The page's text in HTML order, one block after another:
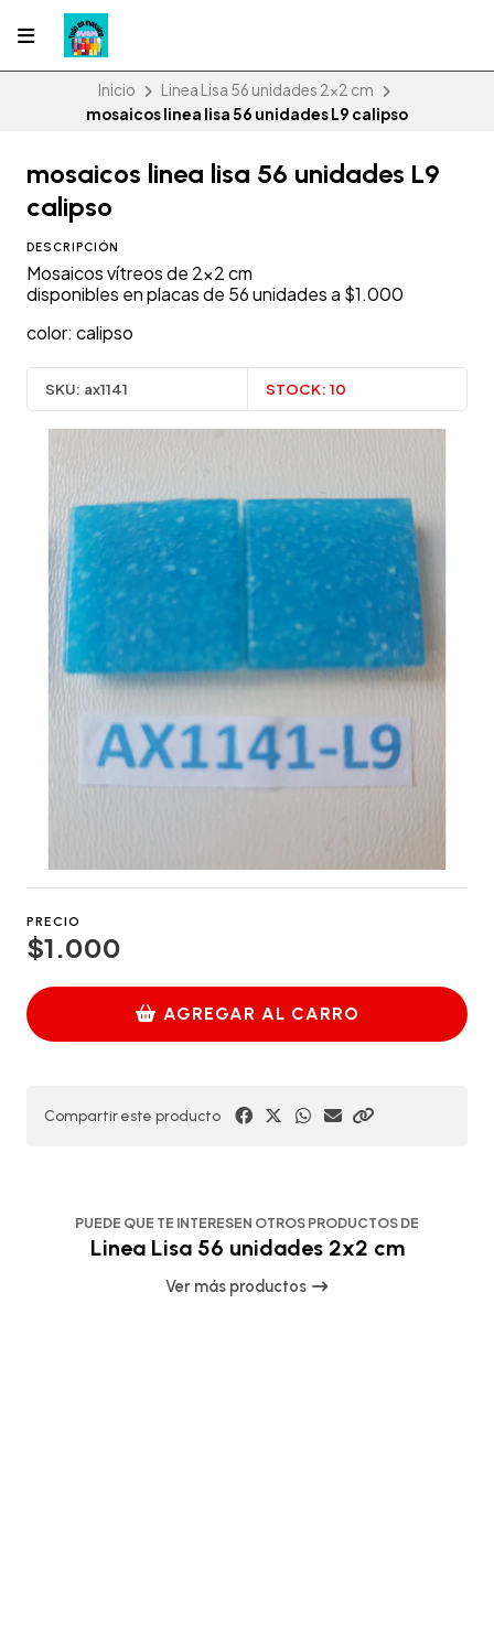
Inicio
Linea Lisa 56 unidades 2x2 cm
mosaicos linea lisa 56 unidades L9 calipso
mosaicos linea lisa 56 unidades L9
calipso
DESCRIPCIÓN
Mosaicos vítreos de 2x2 cm
disponibles en placas de 56 unidades a $1.000
color: calipso
SKU: ax1141 STOCK: 10
PRECIO
$1.000
AGREGAR AL CARRO
Compartir este producto
PUEDE QUE TE INTERESEN OTROS PRODUCTOS DE
Linea Lisa 56 unidades 2x2 cm
Ver más productos